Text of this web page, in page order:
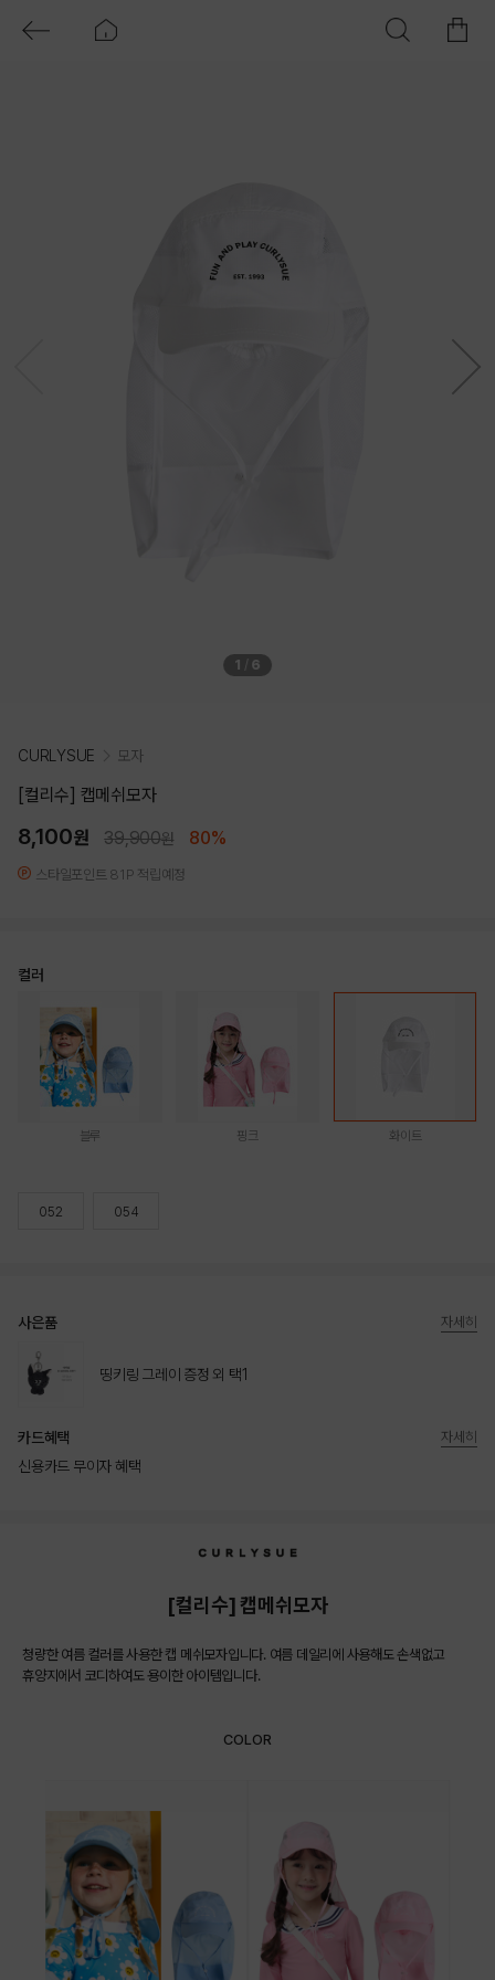
1 / 6
CURLYSUE 모자
[컬리수] 캡메쉬모자
8,100원 39,900원 80%
스타일포인트 81P 적립예정
컬러
블루 핑크 화이트
052 054
사은품
띵키링 그레이 증정 외 택1
자세히
카드혜택
신용카드 무이자 혜택
자세히
[컬리수] 캡메쉬모자
청량한 여름 컬러를 사용한 캡 메쉬모자입니다. 여름 데일리에 사용해도 손색없고
휴양지에서 코디하여도 용이한 아이템입니다.
COLOR